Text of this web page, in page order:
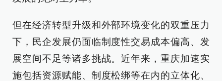
但在经济转型升级和外部环境变化的双重压力
下，民企发展仍面临制度性交易成本偏高、发
展空间不足等诸多挑战。近年来，重庆加速实
施包括资源赋能、制度松绑等在内的立体化、